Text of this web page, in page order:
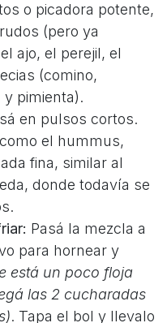
o picadora potente,
(pero ya
ajo, el perejil, el
(comino,
pimienta).
en pulsos cortos.
el hummus,
fina, similar al
donde todavía se
Pasá la mezcla a
para hornear y
está un poco floja
las 2 cucharadas
. Tapa el bol y llevalo